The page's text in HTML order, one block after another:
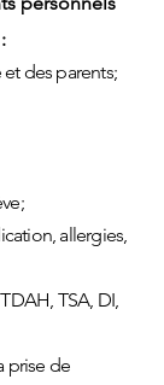
:
des parents;
allergies,
TSA, DI,
prise de